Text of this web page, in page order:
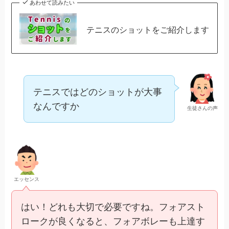
あわせて読みたい
テニスのショットをご紹介します
生徒さんの声
テニスではどのショットが大事
なんですか
エッセンス
はい！どれも大切で必要ですね。フォアスト
ロークが良くなると、フォアボレーも上達す